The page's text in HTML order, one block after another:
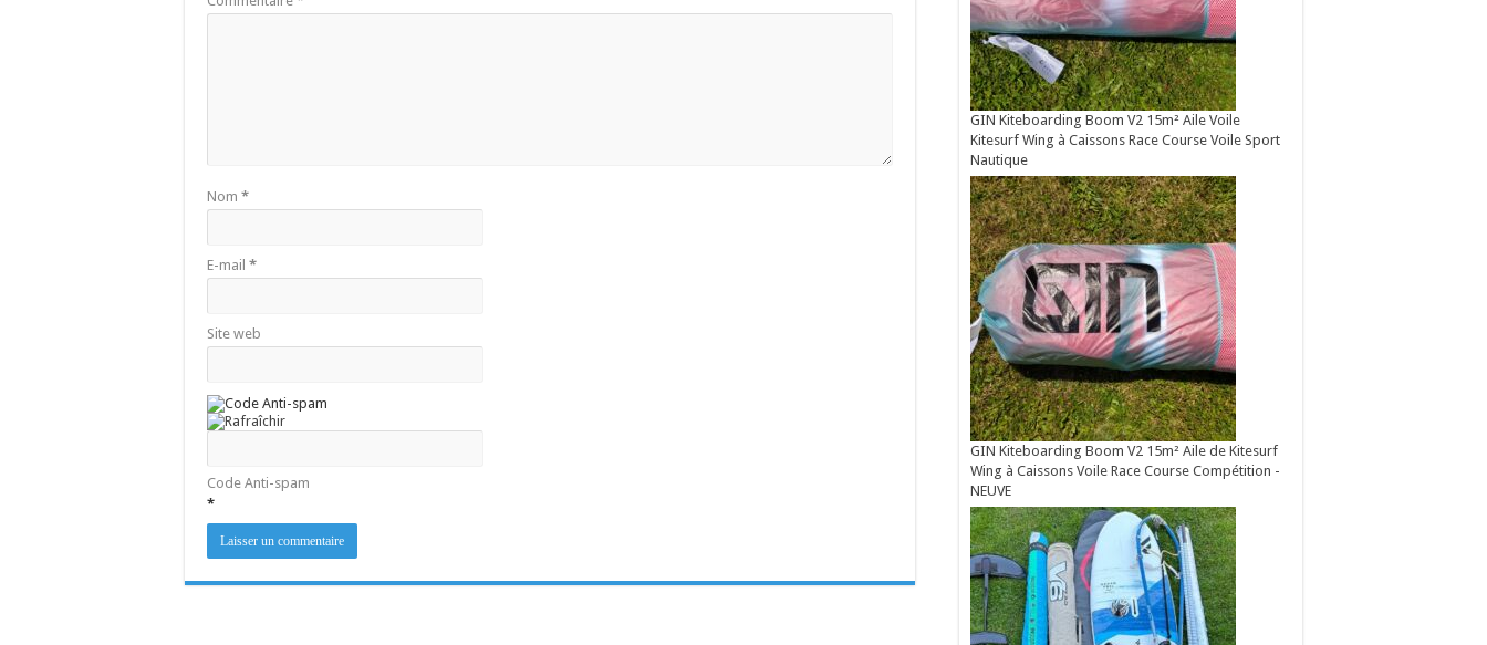
Nom *
E-mail *
Site web
Code Anti-spam
*
GIN Kiteboarding Boom V2 15m² Aile Voile
Kitesurf Wing à Caissons Race Course Voile Sport
Nautique
GIN Kiteboarding Boom V2 15m² Aile de Kitesurf
Wing à Caissons Voile Race Course Compétition -
NEUVE